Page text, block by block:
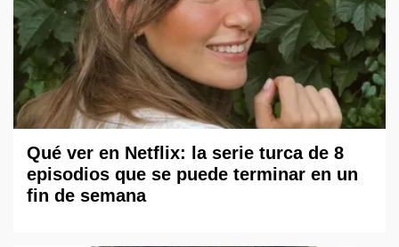
Qué ver en Netflix: la serie turca de 8
episodios que se puede terminar en un
fin de semana